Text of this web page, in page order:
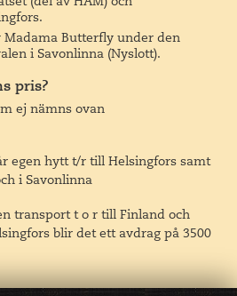
av huset som sin
går mot Ode. 2018 stod det nya
klart och även det har vunnit
ALA är en byggnad i fyra
Butterfly under den
i Savonlinna (Nyslott).
pris?
ej nämns ovan
egen hytt t/r till Helsingfors samt
i Savonlinna
transport t o r till Finland och
blir det ett avdrag på 3500